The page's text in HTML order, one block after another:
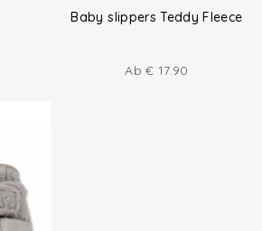
Baby slippers Teddy Fleece
Ab€ 17.90